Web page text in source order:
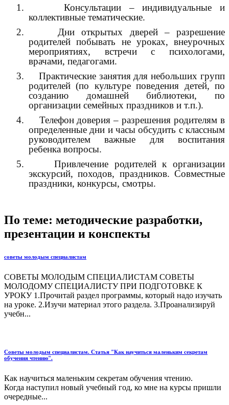
1. Консультации – индивидуальные и
коллективные тематические.
2. Дни открытых дверей – разрешение
родителей побывать не уроках, внеурочных
мероприятиях, встречи с психологами,
врачами, педагогами.
3. Практические занятия для небольших групп
родителей (по культуре поведения детей, по
созданию домашней библиотеки, по
организации семейных праздников и т.п.).
4. Телефон доверия – разрешения родителям в
определенные дни и часы обсудить с классным
руководителем важные для воспитания
ребенка вопросы.
5. Привлечение родителей к организации
экскурсий, походов, праздников. Совместные
праздники, конкурсы, смотры.
По теме: методические разработки,
презентации и конспекты
советы молодым специалистам
СОВЕТЫ МОЛОДЫМ СПЕЦИАЛИСТАМ СОВЕТЫ
МОЛОДОМУ СПЕЦИАЛИСТУ ПРИ ПОДГОТОВКЕ К
УРОКУ 1.Прочитай раздел программы, который надо изучать
на уроке. 2.Изучи материал этого раздела. 3.Проанализируй
учебн...
Советы молодым специалистам. Статья "Как научиться маленьким секретам
обучения чтению".
Как научиться маленьким секретам обучения чтению.
Когда наступил новый учебный год, ко мне на курсы пришли
очередные...